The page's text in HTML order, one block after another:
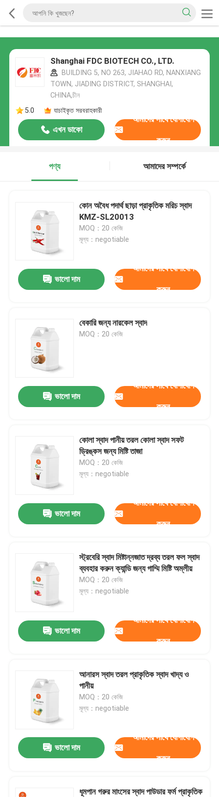
Shanghai FDC BIOTECH CO., LTD.
BUILDING 5, NO 263, JIAHAO RD, NANXIANG
TOWN, JIADING DISTRICT, SHANGHAI,
CHINA,চীন
5.0
যাচাইকৃত সরবরাহকারী
এখন ডাকো
আমাদের সাথে যোগাযোগ
করুন
পণ্য আমাদের সম্পর্কে
কোন অবৈধ পদার্থ ছাড়া প্রাকৃতিক মরিচ স্বাদ
KMZ-SL20013
MOQ：20 কেজি
মূল্য：negotiable
ভালো দাম
আমাদের সাথে যোগাযোগ
করুন
বেকারি জন্য নারকেল স্বাদ
MOQ：20 কেজি
ভালো দাম
আমাদের সাথে যোগাযোগ
করুন
কোলা স্বাদ পানীয় তরল কোলা স্বাদ সফট
ড্রিঙ্কস জন্য মিষ্টি তাজা
MOQ：20 কেজি
মূল্য：negotiable
ভালো দাম
আমাদের সাথে যোগাযোগ
করুন
স্ট্রবেরি স্বাদ মিষ্টান্নজাত দ্রব্য তরল ফল স্বাদ
ব্যবহার করুন ক্যান্ডি জন্য গাম্মি মিষ্টি অম্লীয়
MOQ：20 কেজি
মূল্য：negotiable
ভালো দাম
আমাদের সাথে যোগাযোগ
করুন
আনারস স্বাদ তরল প্রাকৃতিক স্বাদ খাদ্য ও
পানীয়
MOQ：20 কেজি
মূল্য：negotiable
ভালো দাম
আমাদের সাথে যোগাযোগ
করুন
ধূমপান গরুর মাংসের স্বাদ পাউডার ফর্ম প্রাকৃতিক